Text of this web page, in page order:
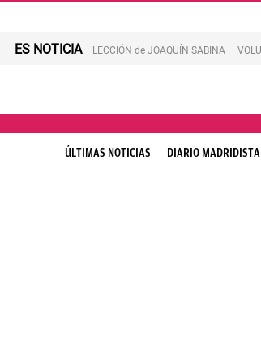
ES NOTICIA LECCIÓN de JOAQUÍN SABINA
ÚLTIMAS NOTICIAS DIARIO MADRIDISTA